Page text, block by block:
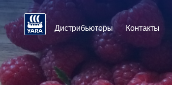
Дистрибьюторы Контакты